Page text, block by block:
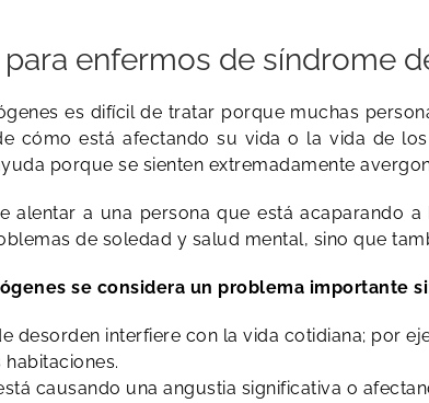
enfermos de síndrome
es difícil de tratar porque muchas
cómo está afectando su vida o la vida de
porque se sienten extremadamente
alentar a una persona que está acaparando
de soledad y salud mental, sino que
se considera un problema importante
desorden interfiere con la vida cotidiana; por
causando una angustia significativa o